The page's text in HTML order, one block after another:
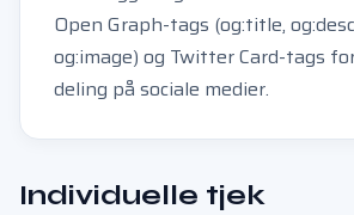
Open Graph-tags (og:title,
og:image) og Twitter Card-tags
deling på sociale medier.
Individuelle tjek